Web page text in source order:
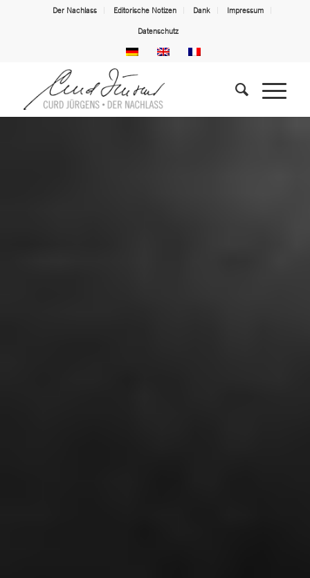
Der Nachlass Editorische Notizen Dank Impressum
Datenschutz